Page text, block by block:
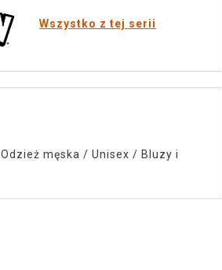
Wszystko z tej serii
Odzież męska / Unisex / Bluzy i